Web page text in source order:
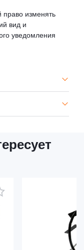
право изменять
вид и
уведомления